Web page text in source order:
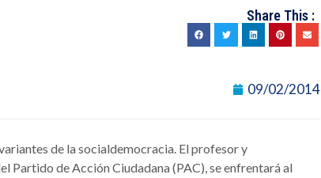
Share This :
09/02/2014
de la socialdemocracia. El profesor y
Partido de Acción Ciudadana (PAC), se enfrentará al